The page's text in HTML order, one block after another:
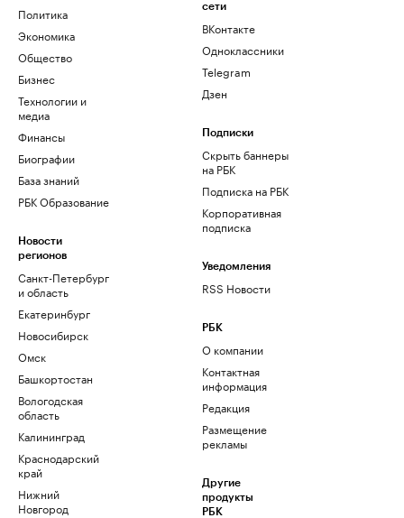
Политика
Экономика
Общество
Бизнес
Технологии и
медиа
Финансы
Биографии
База знаний
РБК Образование
Новости
регионов
Санкт-Петербург
и область
Екатеринбург
Новосибирск
Омск
Башкортостан
Вологодская
область
Калининград
Краснодарский
край
Нижний
Новгород
сети
ВКонтакте
Одноклассники
Telegram
Дзен
Подписки
Скрыть баннеры
на РБК
Подписка на РБК
Корпоративная
подписка
Уведомления
RSS Новости
РБК
О компании
Контактная
информация
Редакция
Размещение
рекламы
Другие
продукты
РБК